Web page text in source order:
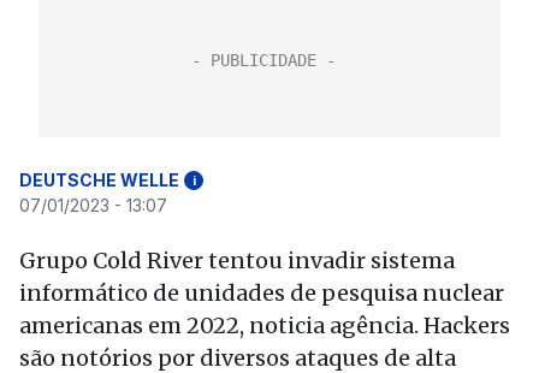
DEUTSCHE WELLE i
07/01/2023 - 13:07
Grupo Cold River tentou invadir sistema
informático de unidades de pesquisa nuclear
americanas em 2022, noticia agência. Hackers
são notórios por diversos ataques de alta